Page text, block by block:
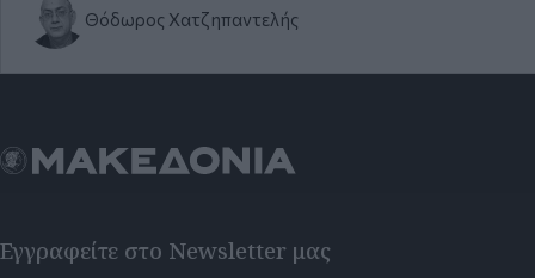
Θόδωρος Χατζηπαντελής
Εγγραφείτε στο Newsletter μας